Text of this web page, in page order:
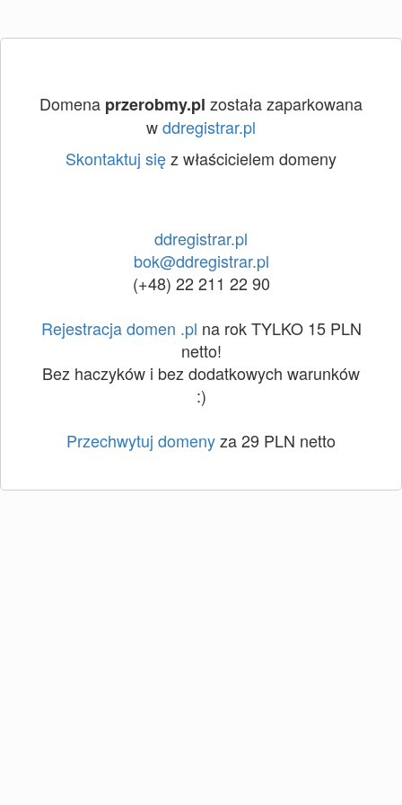
Domena przerobmy.pl została zaparkowana
wddregistrar.pl
Skontaktuj sięz właścicielem domeny
ddregistrar.pl
bok@ddregistrar.pl
(+48) 22 211 22 90
Rejestracja domen .pl na rok TYLKO 15 PLN
netto!
Bez haczyków i bez dodatkowych warunków
:)
Przechwytuj domenyza 29 PLN netto